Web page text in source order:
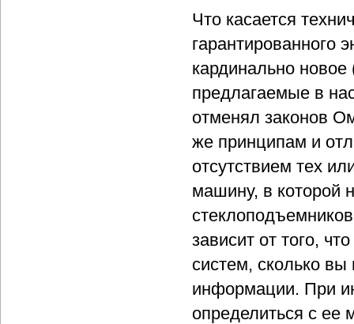
Что касается
гарантированного
кардинально
предлагаемые в
отменял законов
же принципам и
отсутствием тех
машину, в которой
зависит от того,
систем, сколько вы
информации. При
определиться с